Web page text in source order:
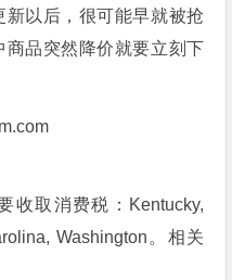
以后，很可能早就被抢
品突然降价就要立刻下
收取消费税：Kentucky,
Washington。相关